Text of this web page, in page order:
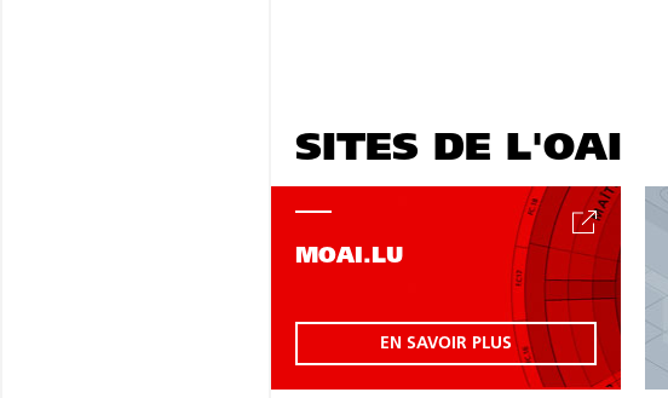
SITES DE L'OAI
MOAI.LU
EN SAVOIR PLUS